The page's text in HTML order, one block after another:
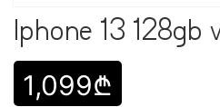
Iphone 13 128gb
1,099₾